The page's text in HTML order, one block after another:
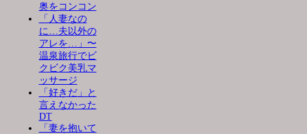
奥をコンコン
「人妻なの
に…夫以外の
アレを…」〜
温泉旅行でビ
クビク美乳マ
ッサージ
「好きだ」と
言えなかった
DT
「妻を抱いて